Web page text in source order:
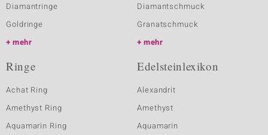
Diamantringe
Goldringe
mehr
Diamantschmuck
Granatschmuck
mehr
Ringe
Achat Ring
Amethyst Ring
Aquamarin Ring
Edelsteinlexikon
Alexandrit
Amethyst
Aquamarin